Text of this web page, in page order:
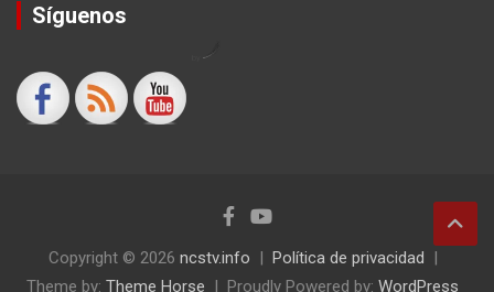
Síguenos
Copyright © 2026 ncstv.info
Política de privacidad
Theme by: Theme Horse Proudly Powered by: WordPress